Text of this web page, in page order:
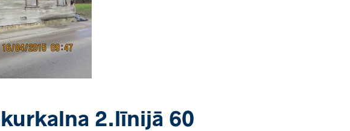
2.līnijā 60